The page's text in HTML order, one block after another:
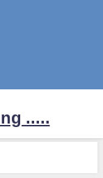
.....